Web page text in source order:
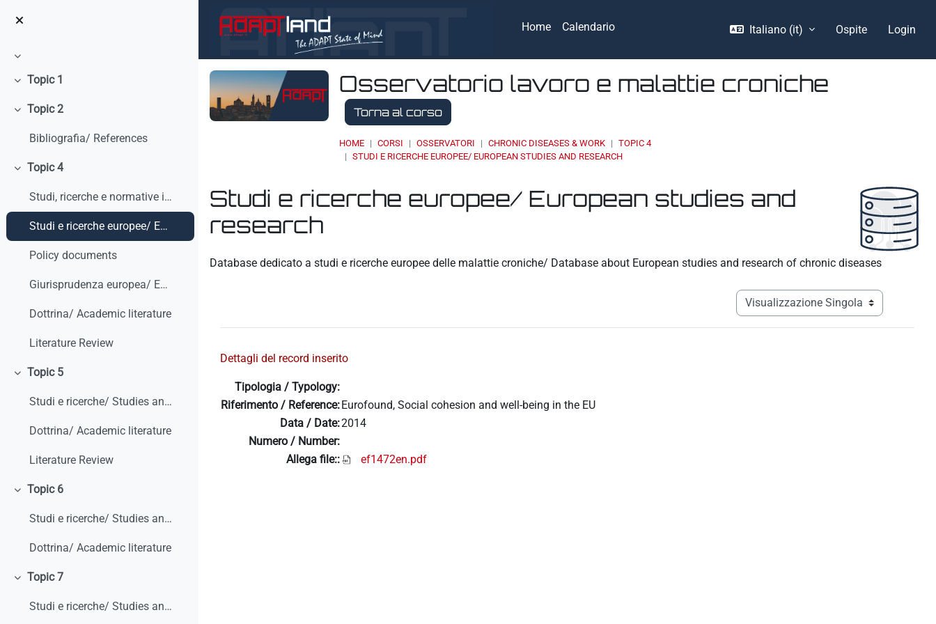
Home Calendario Italiano ‎(it)‎ Ospite Login
Minimizza
Minimizza
Topic 1
Minimizza
Topic 2
Bibliografia/ References
Minimizza
Topic 4
Studi, ricerche e normative internazionali/ Studies, research and international standars
Studi e ricerche europee/ European studies and research
Policy documents
Giurisprudenza europea/ European Case-law
Dottrina/ Academic literature
Literature Review
Minimizza
Topic 5
Studi e ricerche/ Studies and research
Dottrina/ Academic literature
Literature Review
Minimizza
Topic 6
Studi e ricerche/ Studies and research
Dottrina/ Academic literature
Minimizza
Topic 7
Studi e ricerche/ Studies and research
Osservatorio lavoro e malattie croniche
Torna al corso
HOME CORSI OSSERVATORI CHRONIC DISEASES & WORK
TOPIC 4
STUDI E RICERCHE EUROPEE/ EUROPEAN STUDIES AND RESEARCH
Studi e ricerche europee/ European studies and
research
Database dedicato a studi e ricerche europee delle malattie croniche/ Database about European studies and research of chronic diseases
Navigazione terziaria modalità
Dettagli del record inserito
Tipologia / Typology:
Riferimento / Reference:Eurofound, Social cohesion and well-being in the EU
Data / Date:2014
Numero / Number:
Allega file::
ef1472en.pdf